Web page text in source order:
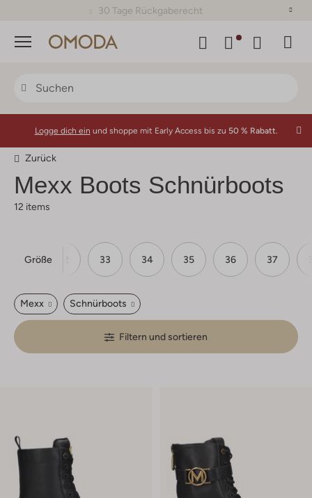
30 Tage Rückgaberecht
Menü
Logge dich ein und shoppe mit Early Access bis zu 50 % Rabatt.
Zurück
Mexx Boots Schnürboots
12 items
Größe
31 32 33 34 35 36 37
Mexx Schnürboots
Filtern und sortieren